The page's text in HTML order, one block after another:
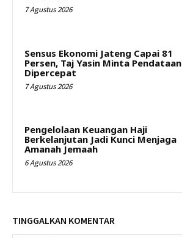
7 Agustus 2026
Sensus Ekonomi Jateng Capai 81
Persen, Taj Yasin Minta Pendataan
Dipercepat
7 Agustus 2026
Pengelolaan Keuangan Haji
Berkelanjutan Jadi Kunci Menjaga
Amanah Jemaah
6 Agustus 2026
TINGGALKAN KOMENTAR